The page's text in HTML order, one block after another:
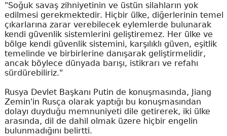
"Soğuk savaş zihniyetinin ve üstün silahların yok
edilmesi gerekmektedir. Hiçbir ülke, diğerlerinin temel
çıkarlarına zarar verebilecek eylemlerde bulunarak
kendi güvenlik sistemlerini geliştiremez. Her ülke ve
bölge kendi güvenlik sistemini, karşılıklı güven, eşitlik
temelinde ve birbirlerine danışarak geliştirmelidir,
ancak böylece dünyada barışı, istikrarı ve refahı
sürdürebiliriz."
Rusya Devlet Başkanı Putin de konuşmasında, Jiang
Zemin'in Rusça olarak yaptığı bu konuşmasından
dolayı duyduğu memnuniyeti dile getirerek, iki ülke
arasında, dil de dahil olmak üzere hiçbir engelin
bulunmadığını belirtti.